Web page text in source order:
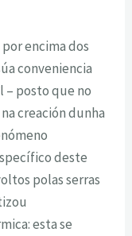
encima dos
conveniencia
– posto que no
creación dunha
deste
polas serras
esta se